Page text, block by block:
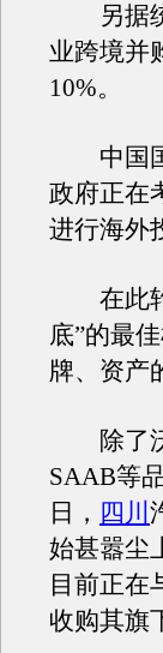
另据统
业跨境并
10%。
中国国
政府正在
进行海外
在此轮
底”的最
牌、资产
除了沃
SAAB等
日， 四川
始甚嚣尘
目前正在
收购其旗